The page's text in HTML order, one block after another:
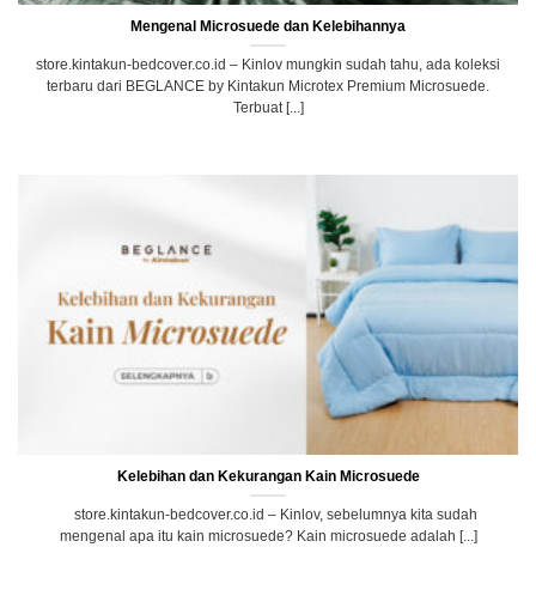
Mengenal Microsuede dan Kelebihannya
store.kintakun-bedcover.co.id – Kinlov mungkin sudah tahu, ada koleksi
terbaru dari BEGLANCE by Kintakun Microtex Premium Microsuede.
Terbuat [...]
Kelebihan dan Kekurangan Kain Microsuede
store.kintakun-bedcover.co.id – Kinlov, sebelumnya kita sudah
mengenal apa itu kain microsuede? Kain microsuede adalah [...]